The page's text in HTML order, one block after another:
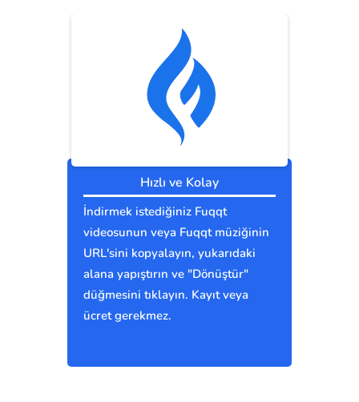
Hızlı ve Kolay
İndirmek istediğiniz Fuqqt
videosunun veya Fuqqt müziğinin
URL'sini kopyalayın, yukarıdaki
alana yapıştırın ve "Dönüştür"
düğmesini tıklayın. Kayıt veya
ücret gerekmez.